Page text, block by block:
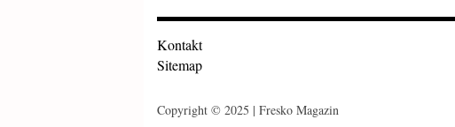
Kontakt
Sitemap
Copyright © 2025 | Fresko Magazin